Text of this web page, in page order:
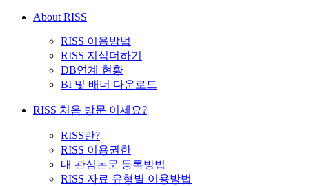
About RISS
RISS 이용방법
RISS 지식더하기
DB연계 현황
BI 및 배너 다운로드
RISS 처음 방문 이세요?
RISS란?
RISS 이용권한
내 관심논문 등록방법
RISS 자료 유형별 이용방법